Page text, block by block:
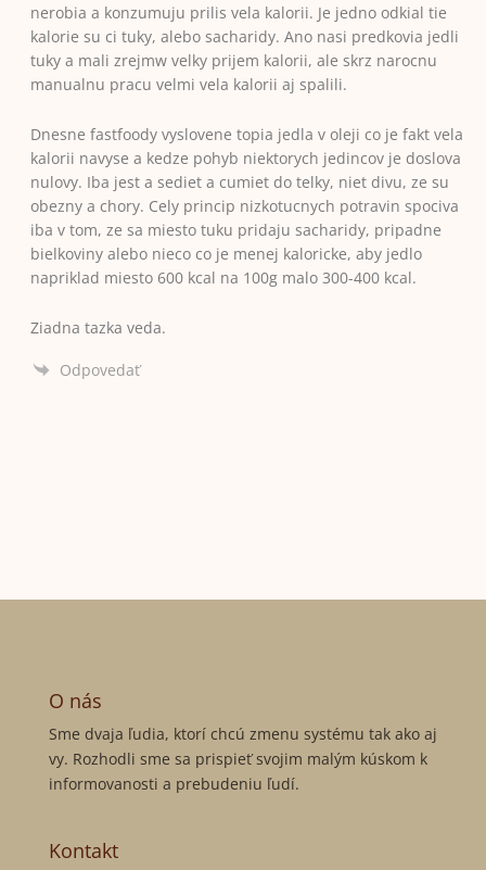
nerobia a konzumuju prilis vela kalorii. Je jedno odkial tie
kalorie su ci tuky, alebo sacharidy. Ano nasi predkovia jedli
tuky a mali zrejmw velky prijem kalorii, ale skrz narocnu
manualnu pracu velmi vela kalorii aj spalili.
Dnesne fastfoody vyslovene topia jedla v oleji co je fakt vela
kalorii navyse a kedze pohyb niektorych jedincov je doslova
nulovy. Iba jest a sediet a cumiet do telky, niet divu, ze su
obezny a chory. Cely princip nizkotucnych potravin spociva
iba v tom, ze sa miesto tuku pridaju sacharidy, pripadne
bielkoviny alebo nieco co je menej kaloricke, aby jedlo
napriklad miesto 600 kcal na 100g malo 300-400 kcal.
Ziadna tazka veda.
Odpovedať
O nás
Sme dvaja ľudia, ktorí chcú zmenu systému tak ako aj
vy. Rozhodli sme sa prispieť svojim malým kúskom k
informovanosti a prebudeniu ľudí.
Kontakt